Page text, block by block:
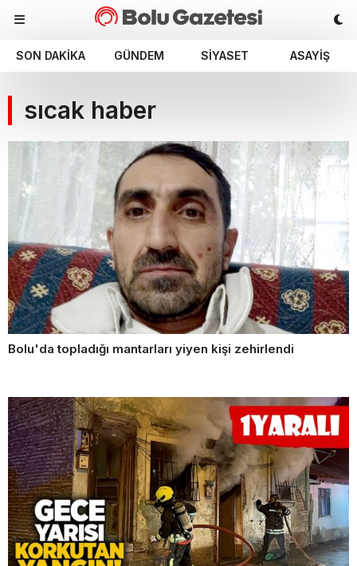
SON DAKIKA GÜNDEM SIYASET ASAYIŞ
sıcak haber
Bolu'da topladığı mantarları yiyen kişi zehirlendi